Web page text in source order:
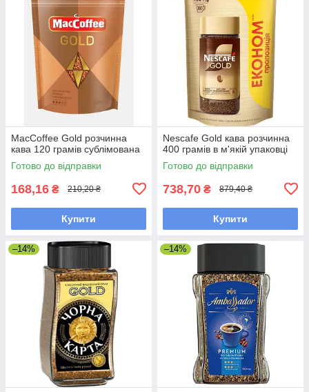
MacCoffee Gold розчинна
кава 120 грамів сублімована
Готово до відправки
168,16 ₴ 210,20 ₴
Купити
Nescafe Gold кава розчинна
400 грамів в м'якій упаковці
Готово до відправки
738,70 ₴ 879,40 ₴
Купити
–14% –14%